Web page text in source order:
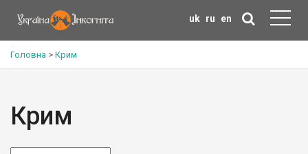
uk ru en
Головна > Крим
Крим